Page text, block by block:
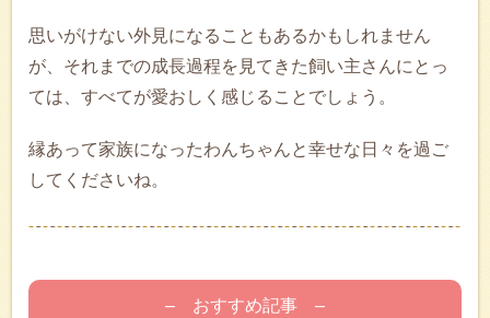
思いがけない外見になることもあるかもしれません
が、それまでの成長過程を見てきた飼い主さんにとっ
ては、すべてが愛おしく感じることでしょう。
縁あって家族になったわんちゃんと幸せな日々を過ご
してくださいね。
– おすすめ記事 –